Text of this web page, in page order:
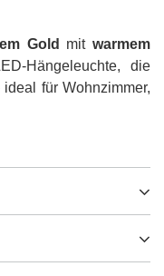
Gold mitwarmem
Hängeleuchte, die
für Wohnzimmer,